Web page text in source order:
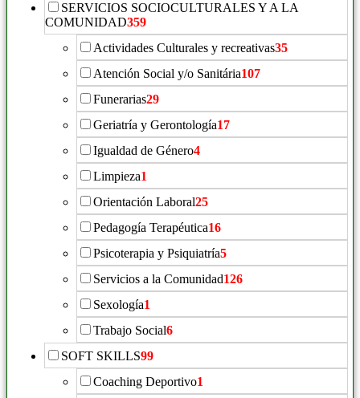
SERVICIOS SOCIOCULTURALES Y A LA
COMUNIDAD359
Actividades Culturales y recreativas35
Atención Social y/o Sanitária107
Funerarias29
Geriatría y Gerontología17
Igualdad de Género4
Limpieza1
Orientación Laboral25
Pedagogía Terapéutica16
Psicoterapia y Psiquiatría5
Servicios a la Comunidad126
Sexología1
Trabajo Social6
SOFT SKILLS99
Coaching Deportivo1